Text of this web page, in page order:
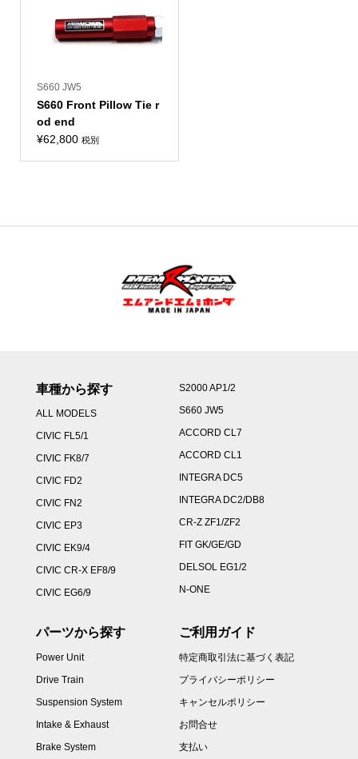
S660 JW5
S660 Front Pillow Tie r
od end
¥62,800 税別
車種から探す
ALL MODELS
CIVIC FL5/1
CIVIC FK8/7
CIVIC FD2
CIVIC FN2
CIVIC EP3
CIVIC EK9/4
CIVIC CR-X EF8/9
CIVIC EG6/9
S2000 AP1/2
S660 JW5
ACCORD CL7
ACCORD CL1
INTEGRA DC5
INTEGRA DC2/DB8
CR-Z ZF1/ZF2
FIT GK/GE/GD
DELSOL EG1/2
N-ONE
パーツから探す
Power Unit
Drive Train
Suspension System
Intake & Exhaust
Brake System
ご利用ガイド
特定商取引法に基づく表記
プライバシーポリシー
キャンセルポリシー
お問合せ
支払い